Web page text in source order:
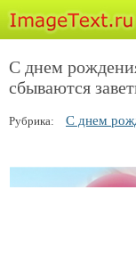
С днем
сбываются
Рубрика: С днем